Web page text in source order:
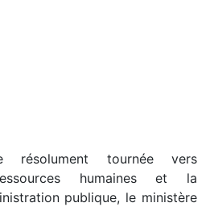
résolument tournée vers
humaines et la
publique, le ministère